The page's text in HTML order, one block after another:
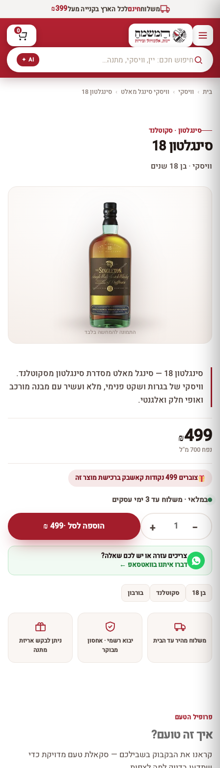
משלוחחינםלכל הארץ בקנייה מעל₪399
AI ✦
0
בית › וויסקי › וויסקי סינגל מאלט › סינגלטון 18
10% הנחה
עכשיו ב-10% הנחה
סינגלטון · סקוטלנד
סינגלטון 18
וויסקי · בן 18 שנים
התמונה להמחשה בלבד
סינגלטון 18 — סינגל מאלט מסדרת סינגלטון מסקוטלנד.
וויסקי של בגרות ושקט פנימי, מלא ועשיר עם מבנה מורכב
ואופי חלק ואלגנטי.
₪499
נפח 700 מ''ל
צוברים 499 נקודות קאשבק ברכישת מוצר זה
במלאי · משלוח עד 3 ימי עסקים
−
1
+ הוספה לסל ·499
₪
צריכים עזרה או יש לכם שאלה?
דברו איתנו בוואטסאפ ←
בן 18 סקוטלנד בורבון
משלוח מהיר עד הבית
יבוא רשמי · אחסון
מבוקר
ניתן לבקש אריזת
מתנה
פרופיל הטעם
איך זה טועם?
קראנו את הבקבוק בשבילכם — סקאלת טעם מדויקת כדי